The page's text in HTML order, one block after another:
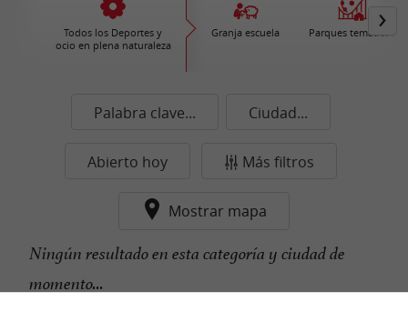
Todos los Deportes y
ocio en plena naturaleza
Granja escuela Parques temáticos
Palabra clave... Ciudad...
Abierto hoy Más filtros
Mostrar mapa
Ningún resultado en esta categoría y ciudad de
momento...